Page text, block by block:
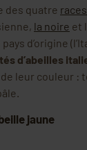
des quatre
la noire et
d’origine
d’abeilles
leur couleur :
jaune